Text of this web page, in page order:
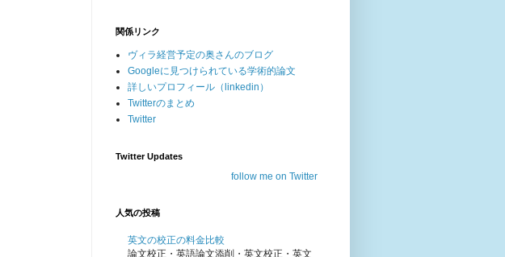
関係リンク
ヴィラ経営予定の奥さんのブログ
Googleに見つけられている学術的論文
詳しいプロフィール（linkedin）
Twitterのまとめ
Twitter
Twitter Updates
follow me on Twitter
人気の投稿
英文の校正の料金比較
論文校正・英語論文添削・英文校正・英文